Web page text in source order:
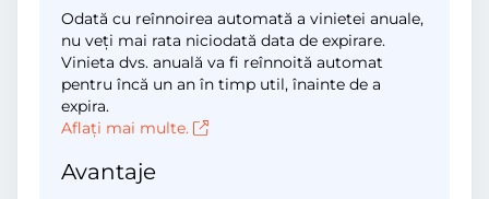
Odată cu reînnoirea automată a vinietei anuale,
nu veți mai rata niciodată data de expirare.
Vinieta dvs. anuală va fi reînnoită automat
pentru încă un an în timp util, înainte de a
expira.
Aflați mai multe.
Avantaje